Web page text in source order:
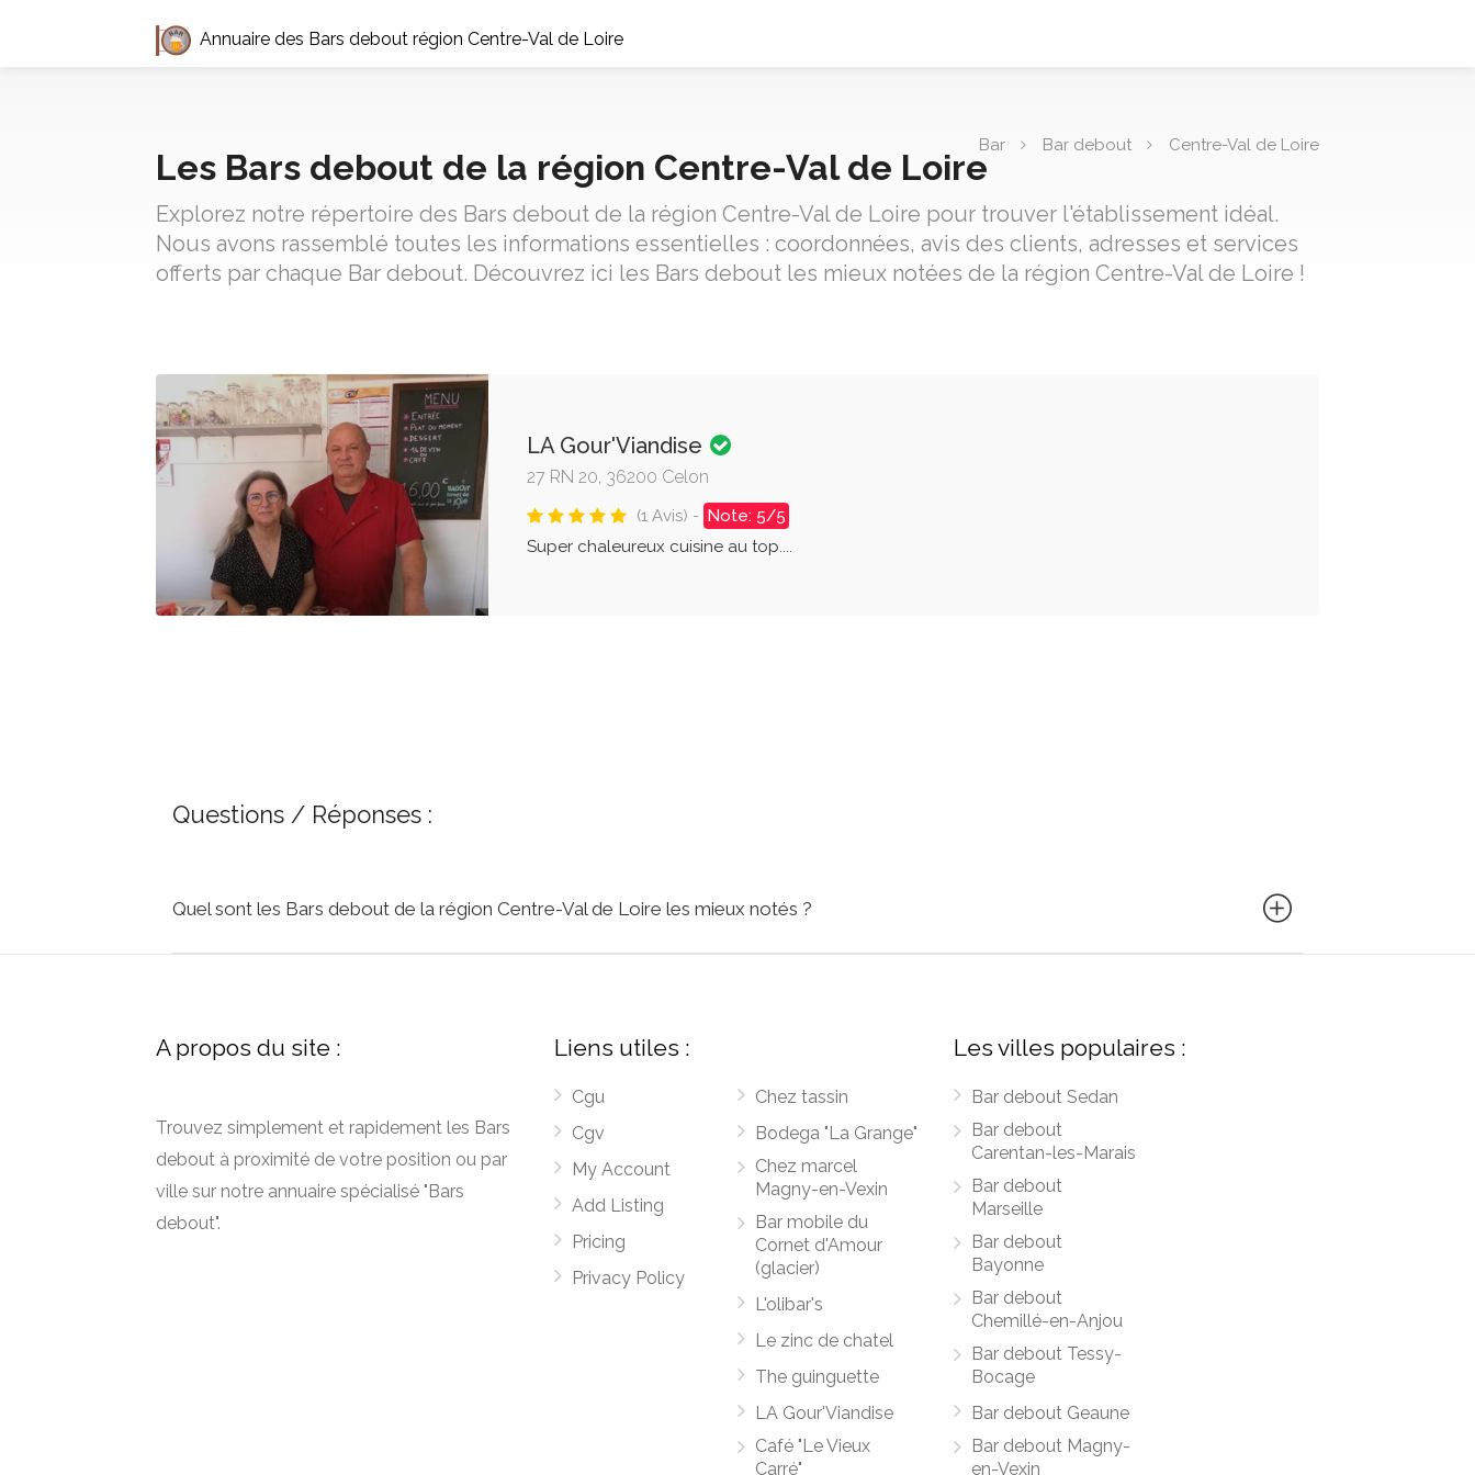
Annuaire des Bars debout région Centre-Val de Loire
Bar Bar debout Centre-Val de Loire
Les Bars debout de la région Centre-Val de Loire
Explorez notre répertoire des Bars debout de la région Centre-Val de Loire pour trouver l'établissement idéal.
Nous avons rassemblé toutes les informations essentielles : coordonnées, avis des clients, adresses et services
offerts par chaque Bar debout. Découvrez ici les Bars debout les mieux notées de la région Centre-Val de Loire !
LA Gour'Viandise
27 RN 20, 36200 Celon
(1 Avis) - Note: 5/5
Super chaleureux cuisine au top....
Questions / Réponses :
Quel sont les Bars debout de la région Centre-Val de Loire les mieux notés ?
A propos du site :
Trouvez simplement et rapidement les Bars
debout à proximité de votre position ou par
ville sur notre annuaire spécialisé "Bars
debout".
Liens utiles :
Cgu
Cgv
My Account
Add Listing
Pricing
Privacy Policy
Chez tassin
Bodega "La Grange"
Chez marcel
Magny-en-Vexin
Bar mobile du
Cornet d'Amour
(glacier)
L'olibar's
Le zinc de chatel
The guinguette
LA Gour'Viandise
Café "Le Vieux
Carré"
Les villes populaires :
Bar debout Sedan
Bar debout
Carentan-les-Marais
Bar debout
Marseille
Bar debout
Bayonne
Bar debout
Chemillé-en-Anjou
Bar debout Tessy-
Bocage
Bar debout Geaune
Bar debout Magny-
en-Vexin